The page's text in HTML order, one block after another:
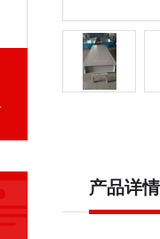
产品详情